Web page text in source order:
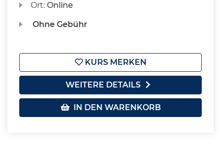
Ort:Online
Ohne Gebühr
KURS MERKEN
WEITERE DETAILS
IN DEN WARENKORB